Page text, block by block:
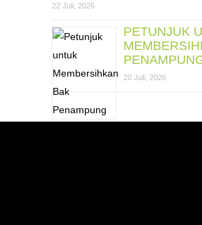
22 Juli, 2026
PETUNJUK
20 Juli, 2026